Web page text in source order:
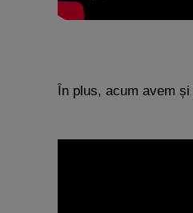
În plus, acum avem și